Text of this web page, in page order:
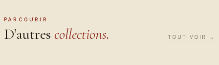
PARCOURIR
D’autres collections. TOUT VOIR →